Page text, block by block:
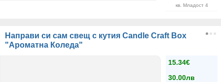
кв. Младост 4
Направи си сам свещ с кутия Candle Craft Box
"Ароматна Коледа"
15.34€
30.00лв